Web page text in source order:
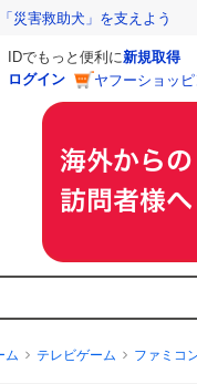
災害救助犬」を支えよう
IDでもっと便利に新規取得
ログイン
ヤフーショッ
ム テレビゲーム ファミコ